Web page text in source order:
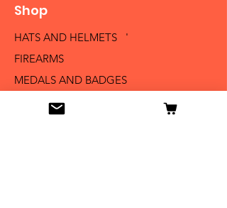
Shop
HATS AND HELMETS '
FIREARMS
MEDALS AND BADGES
BAYONETS